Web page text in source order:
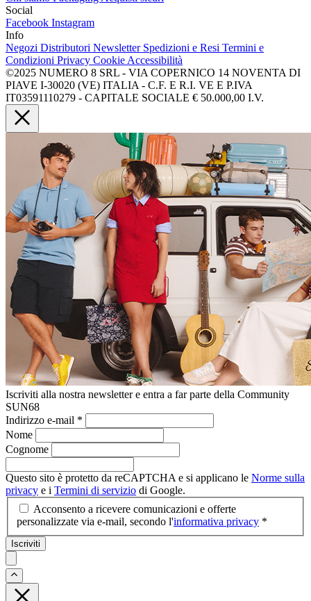
Social
Facebook Instagram
Info
Negozi Distributori Newsletter Spedizioni e Resi Termini e
Condizioni Privacy Cookie Accessibilità
©2025 NUMERO 8 SRL - VIA COPERNICO 14 NOVENTA DI
PIAVE I-30020 (VE) ITALIA - C.F. E R.I. VE E P.IVA
IT03591110279 - CAPITALE SOCIALE € 50.000,00 I.V.
Iscriviti alla nostra newsletter e entra a far parte della Community
SUN68
Indirizzo e-mail *
Nome
Cognome
Questo sito è protetto da reCAPTCHA e si applicano le Norme sulla
privacy e i Termini di servizio di Google.
Acconsento a ricevere comunicazioni e offerte
personalizzate via e-mail, secondo l'informativa privacy *
Iscriviti